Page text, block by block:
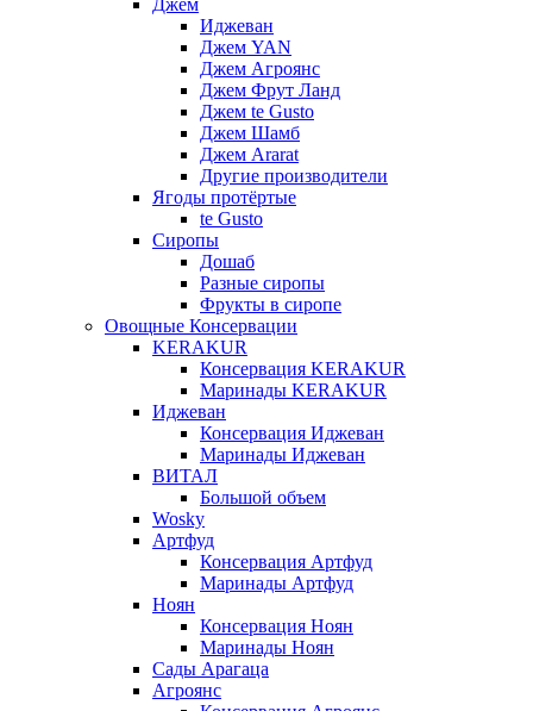
Джем
Иджеван
Джем YAN
Джем Агроянс
Джем Фрут Ланд
Джем te Gusto
Джем Шамб
Джем Ararat
Другие производители
Ягоды протёртые
te Gusto
Сиропы
Дошаб
Разные сиропы
Фрукты в сиропе
Овощные Консервации
KERAKUR
Консервация KERAKUR
Маринады KERAKUR
Иджеван
Консервация Иджеван
Маринады Иджеван
ВИТАЛ
Большой объем
Wosky
Артфуд
Консервация Артфуд
Маринады Артфуд
Ноян
Консервация Ноян
Маринады Ноян
Сады Арагаца
Агроянс